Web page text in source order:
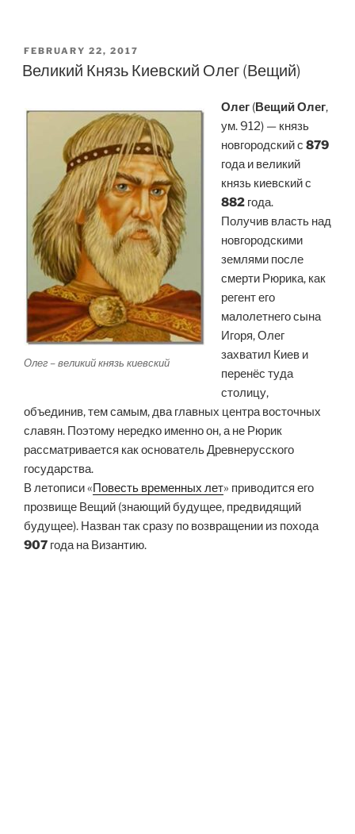
POSTED
ON
FEBRUARY 22, 2017
Великий Князь Киевский Олег (Вещий)
Олег – великий князь киевский
Олег(Вещий Олег,
ум. 912) — князь
новгородский с 879
года и великий
князь киевский с
882года.
Получив власть над
новгородскими
землями после
смерти Рюрика, как
регент его
малолетнего сына
Игоря, Олег
захватил Киев и
перенёс туда
столицу,
объединив, тем самым, два главных центра восточных
славян. Поэтому нередко именно он, а не Рюрик
рассматривается как основатель Древнерусского
государства.
В летописи «Повесть временных лет» приводится его
прозвище Вещий (знающий будущее, предвидящий
будущее). Назван так сразу по возвращении из похода
907 года на Византию.